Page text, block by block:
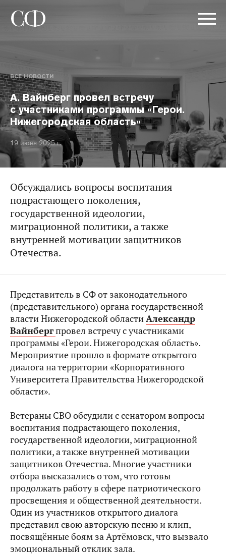
ВСЕ НОВОСТИ
А. Вайнберг провел встречу
с участниками программы «Герои.
Нижегородская область»
19 июня 2025 г.
Обсуждались вопросы воспитания
подрастающего поколения,
государственной идеологии,
миграционной политики, а также
внутренней мотивации защитников
Отечества.
Представитель в СФ от законодательного
(представительного) органа государственной
власти Нижегородской областиАлександр
Вайнбергпровел встречу с участниками
программы «Герои. Нижегородская область».
Мероприятие прошло в формате открытого
диалога на территории «Корпоративного
Университета Правительства Нижегородской
области».
Ветераны СВО обсудили с сенатором вопросы
воспитания подрастающего поколения,
государственной идеологии, миграционной
политики, а также внутренней мотивации
защитников Отечества. Многие участники
отбора высказались о том, что готовы
продолжать работу в сфере патриотического
просвещения и общественной деятельности.
Один из участников открытого диалога
представил свою авторскую песню и клип,
посвящённые боям за Артёмовск, что вызвало
эмоциональный отклик зала.